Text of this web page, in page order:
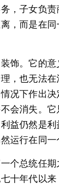
，子女负
，而是在
饰。它的
，也无法
况下作出
会消失。
益仍然是利
运行在同一
个总统任期
十年代以